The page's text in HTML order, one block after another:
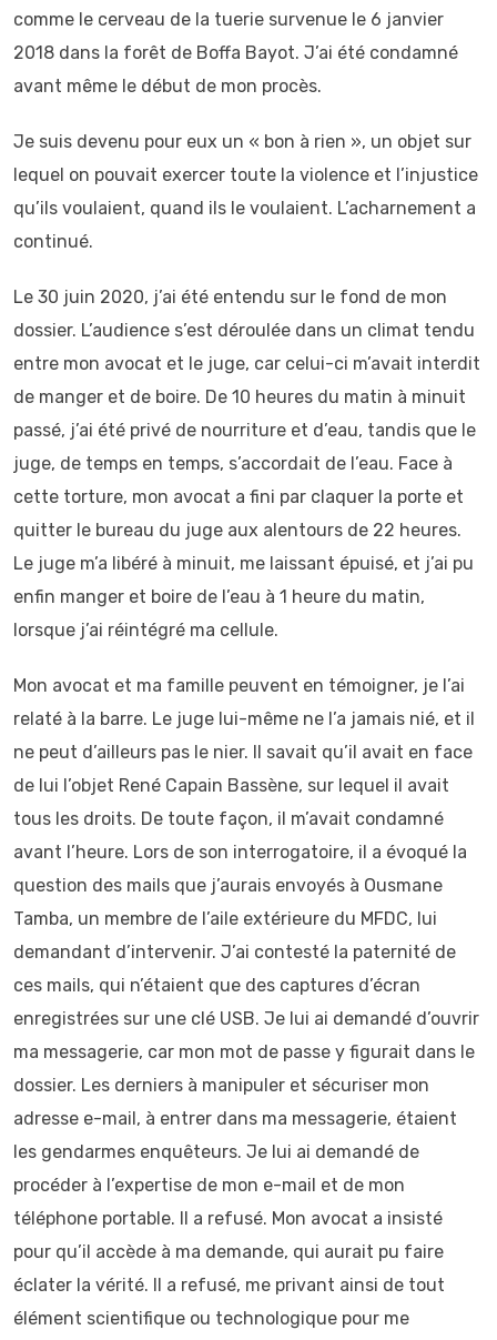
comme le cerveau de la tuerie survenue le 6 janvier
2018 dans la forêt de Boffa Bayot. J’ai été condamné
avant même le début de mon procès.
Je suis devenu pour eux un « bon à rien », un objet sur
lequel on pouvait exercer toute la violence et l’injustice
qu’ils voulaient, quand ils le voulaient. L’acharnement a
continué.
Le 30 juin 2020, j’ai été entendu sur le fond de mon
dossier. L’audience s’est déroulée dans un climat tendu
entre mon avocat et le juge, car celui-ci m’avait interdit
de manger et de boire. De 10 heures du matin à minuit
passé, j’ai été privé de nourriture et d’eau, tandis que le
juge, de temps en temps, s’accordait de l’eau. Face à
cette torture, mon avocat a fini par claquer la porte et
quitter le bureau du juge aux alentours de 22 heures.
Le juge m’a libéré à minuit, me laissant épuisé, et j’ai pu
enfin manger et boire de l’eau à 1 heure du matin,
lorsque j’ai réintégré ma cellule.
Mon avocat et ma famille peuvent en témoigner, je l’ai
relaté à la barre. Le juge lui-même ne l’a jamais nié, et il
ne peut d’ailleurs pas le nier. Il savait qu’il avait en face
de lui l’objet René Capain Bassène, sur lequel il avait
tous les droits. De toute façon, il m’avait condamné
avant l’heure. Lors de son interrogatoire, il a évoqué la
question des mails que j’aurais envoyés à Ousmane
Tamba, un membre de l’aile extérieure du MFDC, lui
demandant d’intervenir. J’ai contesté la paternité de
ces mails, qui n’étaient que des captures d’écran
enregistrées sur une clé USB. Je lui ai demandé d’ouvrir
ma messagerie, car mon mot de passe y figurait dans le
dossier. Les derniers à manipuler et sécuriser mon
adresse e-mail, à entrer dans ma messagerie, étaient
les gendarmes enquêteurs. Je lui ai demandé de
procéder à l’expertise de mon e-mail et de mon
téléphone portable. Il a refusé. Mon avocat a insisté
pour qu’il accède à ma demande, qui aurait pu faire
éclater la vérité. Il a refusé, me privant ainsi de tout
élément scientifique ou technologique pour me